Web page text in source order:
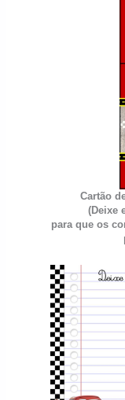
Cartão
(Deixe
para que os